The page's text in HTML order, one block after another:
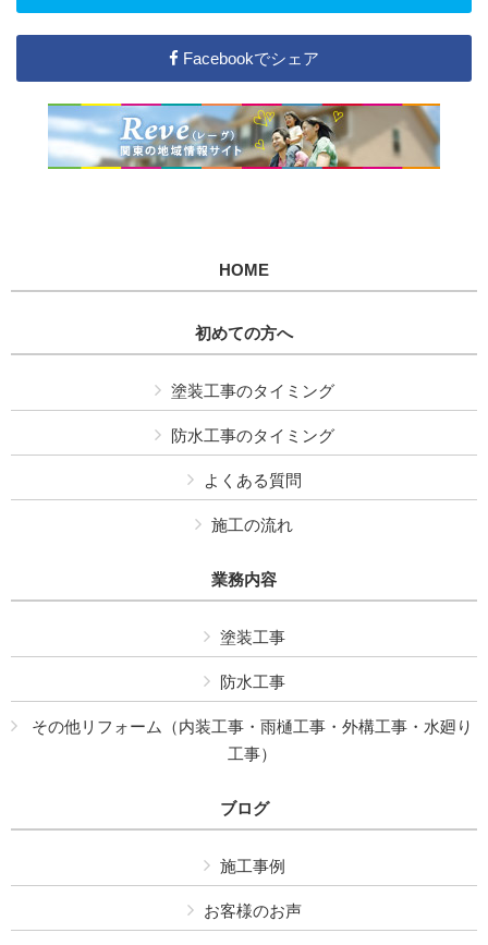
Facebookでシェア
HOME
初めての方へ
塗装工事のタイミング
防水工事のタイミング
よくある質問
施工の流れ
業務内容
塗装工事
防水工事
その他リフォーム（内装工事・雨樋工事・外構工事・水廻り
工事）
ブログ
施工事例
お客様のお声